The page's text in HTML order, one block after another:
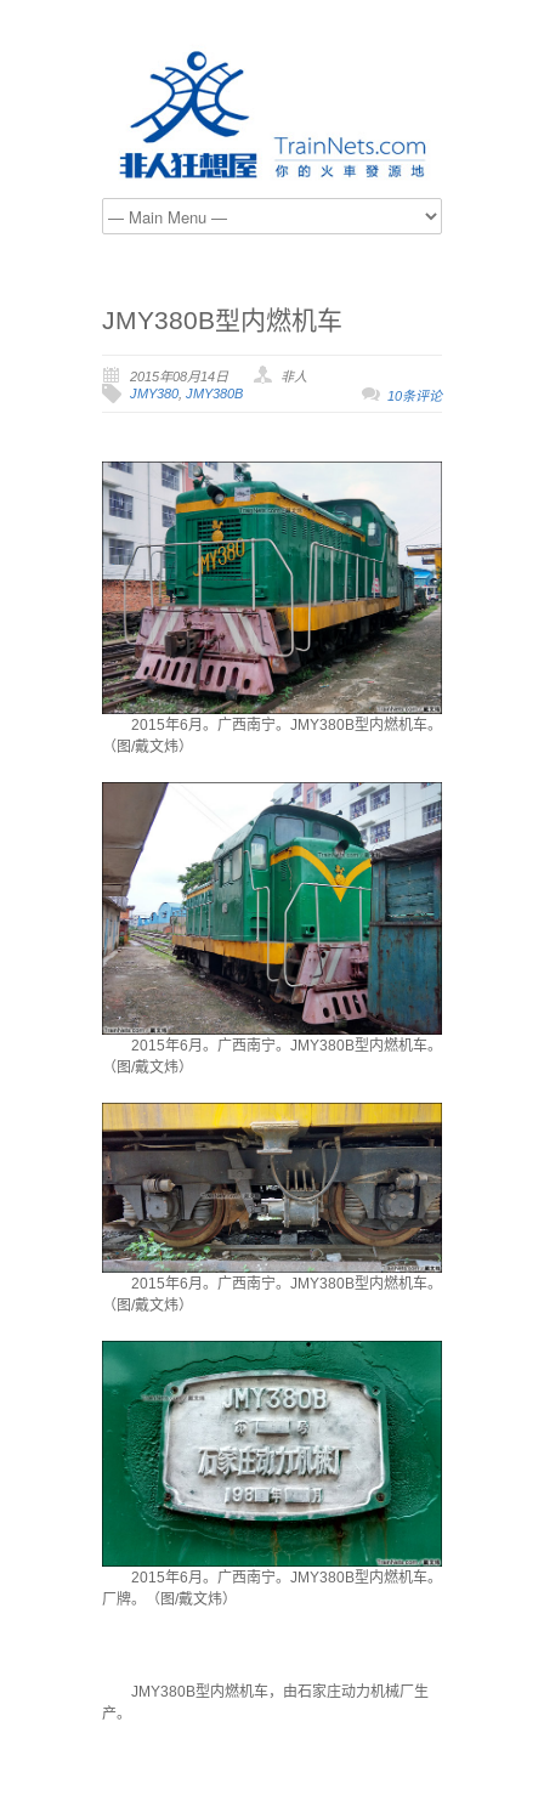
JMY380B型内燃机车
2015年08月14日
非人
JMY380, JMY380B 10条评论
2015年6月。广西南宁。JMY380B型内燃机车。
（图/戴文炜）
2015年6月。广西南宁。JMY380B型内燃机车。
（图/戴文炜）
2015年6月。广西南宁。JMY380B型内燃机车。
（图/戴文炜）
2015年6月。广西南宁。JMY380B型内燃机车。
厂牌。（图/戴文炜）
JMY380B型内燃机车，由石家庄动力机械厂生
产。